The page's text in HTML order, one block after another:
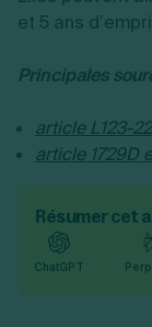
et 5 ans
Principales
article L123-22
article 1729D
Résumer cet
ChatGPT